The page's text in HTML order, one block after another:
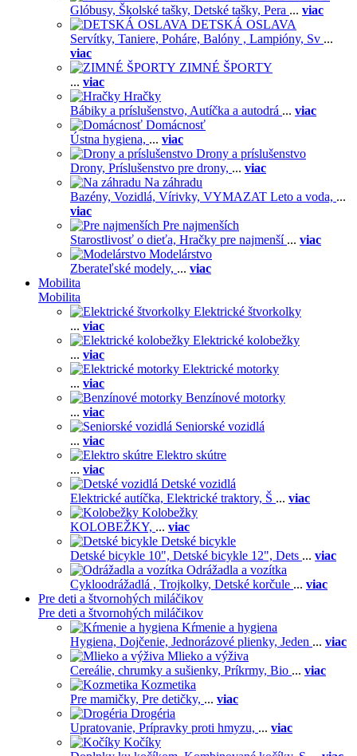
Glóbusy, Školské tašky, Detské tašky, Pera ... viac
DETSKÁ OSLAVA
Servítky, Taniere, Poháre, Balóny , Lampióny, Sv ...
viac
ZIMNÉ ŠPORTY
... viac
Hračky
Bábiky a príslušenstvo, Autíčka a autodrá ... viac
Domácnosť
Ústna hygiena, ... viac
Drony a príslušenstvo
Drony, Príslušenstvo pre drony, ... viac
Na záhradu
Bazény, Vozidlá, Vírivky, VYMAZAT Leto a voda, ...
viac
Pre najmenších
Starostlivosť o dieťa, Hračky pre najmenší ... viac
Modelárstvo
Zberateľské modely, ... viac
Mobilita
Mobilita
Elektrické štvorkolky
... viac
Elektrické kolobežky
... viac
Elektrické motorky
... viac
Benzínové motorky
... viac
Seniorské vozidlá
... viac
Elektro skútre
... viac
Detské vozidlá
Elektrické autíčka, Elektrické traktory, Š ... viac
Kolobežky
KOLOBEŽKY, ... viac
Detské bicykle
Detské bicykle 10", Detské bicykle 12", Dets ... viac
Odrážadla a vozítka
Cykloodrážadlá , Trojkolky, Detské korčule ... viac
Pre deti a štvornohých miláčikov
Pre deti a štvornohých miláčikov
Kŕmenie a hygiena
Hygiena, Dojčenie, Jednorázové plienky, Jeden ... viac
Mlieko a výživa
Cereálie, chrumky a sušienky, Príkrmy, Bio ... viac
Kozmetika
Pre mamičky, Pre detičky, ... viac
Drogéria
Upratovanie, Prípravky proti hmyzu, ... viac
Kočíky